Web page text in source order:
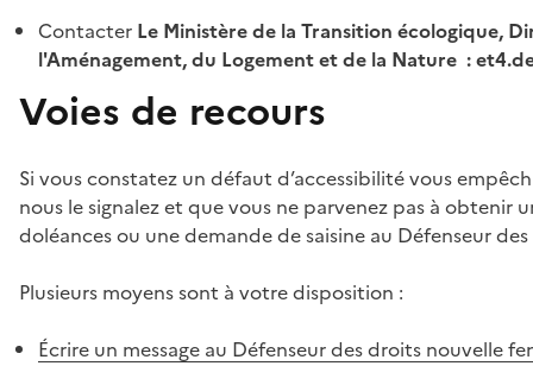
Contacter Le Ministère de la Transition écologique,
l'Aménagement, du Logement et de la Nature :
Voies de recours
Si vous constatez un défaut d’accessibilité vous
nous le signalez et que vous ne parvenez pas à
doléances ou une demande de saisine au Défenseur
Plusieurs moyens sont à votre disposition :
Écrire un message au Défenseur des droits nouvelle